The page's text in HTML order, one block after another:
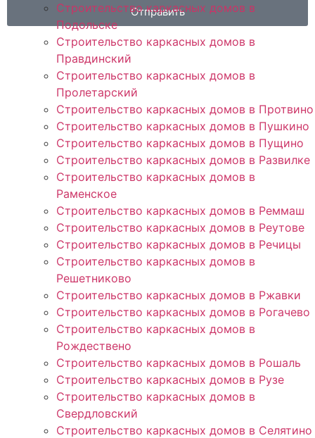
Строительство каркасных домов в
Подольске
Строительство каркасных домов в
Правдинский
Строительство каркасных домов в
Пролетарский
Строительство каркасных домов в Протвино
Строительство каркасных домов в Пушкино
Строительство каркасных домов в Пущино
Строительство каркасных домов в Развилке
Строительство каркасных домов в
Раменское
Строительство каркасных домов в Реммаш
Строительство каркасных домов в Реутове
Строительство каркасных домов в Речицы
Строительство каркасных домов в
Решетниково
Строительство каркасных домов в Ржавки
Строительство каркасных домов в Рогачево
Строительство каркасных домов в
Рождествено
Строительство каркасных домов в Рошаль
Строительство каркасных домов в Рузе
Строительство каркасных домов в
Свердловский
Строительство каркасных домов в Селятино
Отправить